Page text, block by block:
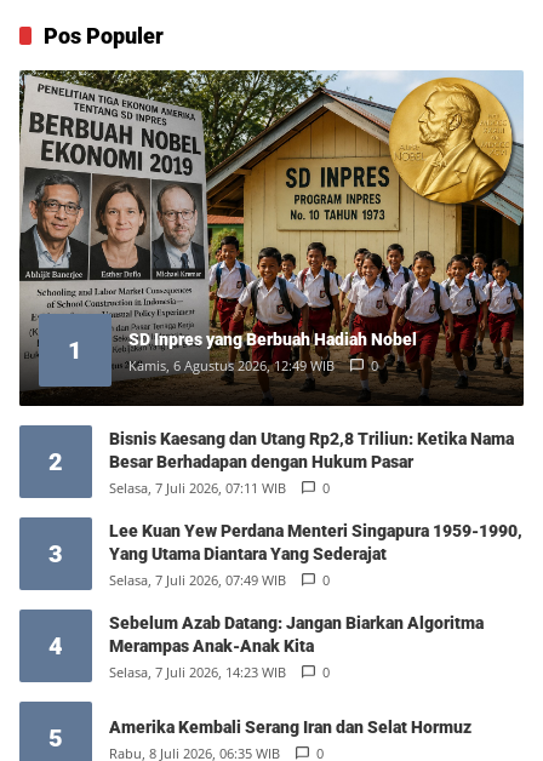
Pos Populer
1 SD Inpres yang Berbuah Hadiah Nobel
Kamis, 6 Agustus 2026, 12:49 WIB 0
2
Bisnis Kaesang dan Utang Rp2,8 Triliun: Ketika Nama
Besar Berhadapan dengan Hukum Pasar
Selasa, 7 Juli 2026, 07:11 WIB 0
3
Lee Kuan Yew Perdana Menteri Singapura 1959-1990,
Yang Utama Diantara Yang Sederajat
Selasa, 7 Juli 2026, 07:49 WIB 0
4
Sebelum Azab Datang: Jangan Biarkan Algoritma
Merampas Anak-Anak Kita
Selasa, 7 Juli 2026, 14:23 WIB 0
5 Amerika Kembali Serang Iran dan Selat Hormuz
Rabu, 8 Juli 2026, 06:35 WIB 0